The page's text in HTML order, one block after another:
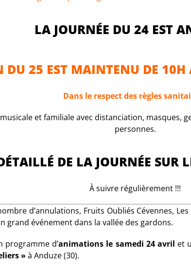
LA JOURNÉE DU 24 EST
DU 25 EST MAINTENU DE 10H
Dans le respect des règles
et familiale avec distanciation, masques,
personnes.
DE LA JOURNÉE SUR
À suivre régulièrement !!!
d’annulations, Fruits Oubliés Cévennes,
grand événement dans la vallée des gardons.
programme d’animations le samedi 24 avril et
» à Anduze (30).